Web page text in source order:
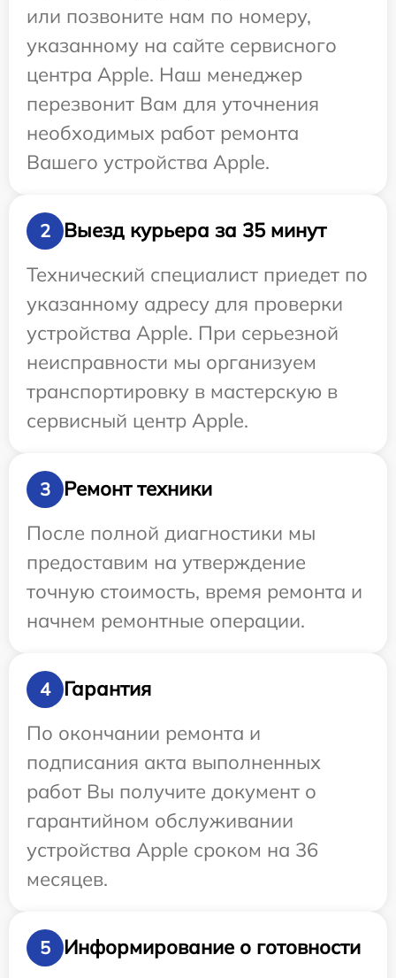
или позвоните нам по номеру,
указанному на сайте сервисного
центра Apple. Наш менеджер
перезвонит Вам для уточнения
необходимых работ ремонта
Вашего устройства Apple.
2
Выезд курьера за 35 минут
Технический специалист приедет по
указанному адресу для проверки
устройства Apple. При серьезной
неисправности мы организуем
транспортировку в мастерскую в
сервисный центр Apple.
3
Ремонт техники
После полной диагностики мы
предоставим на утверждение
точную стоимость, время ремонта и
начнем ремонтные операции.
4
Гарантия
По окончании ремонта и
подписания акта выполненных
работ Вы получите документ о
гарантийном обслуживании
устройства Apple сроком на 36
месяцев.
5 Информирование о готовности